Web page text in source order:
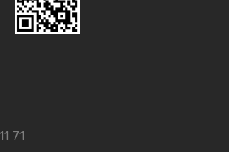
71